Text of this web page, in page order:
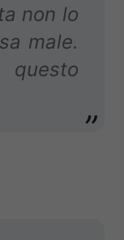
non lo
male.